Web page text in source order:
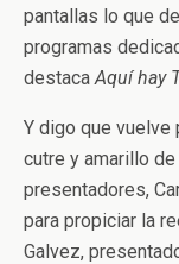
pantallas lo que
programas
destacaAquí hay
Y digo que vuelve
cutre y amarillo
presentadores,
para propiciar la
Galvez,